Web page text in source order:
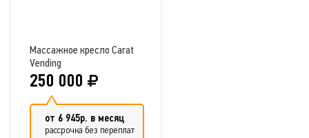
Массажное кресло Carat
Vending
250 000
от 6 945р. в месяц
рассрочка без переплат